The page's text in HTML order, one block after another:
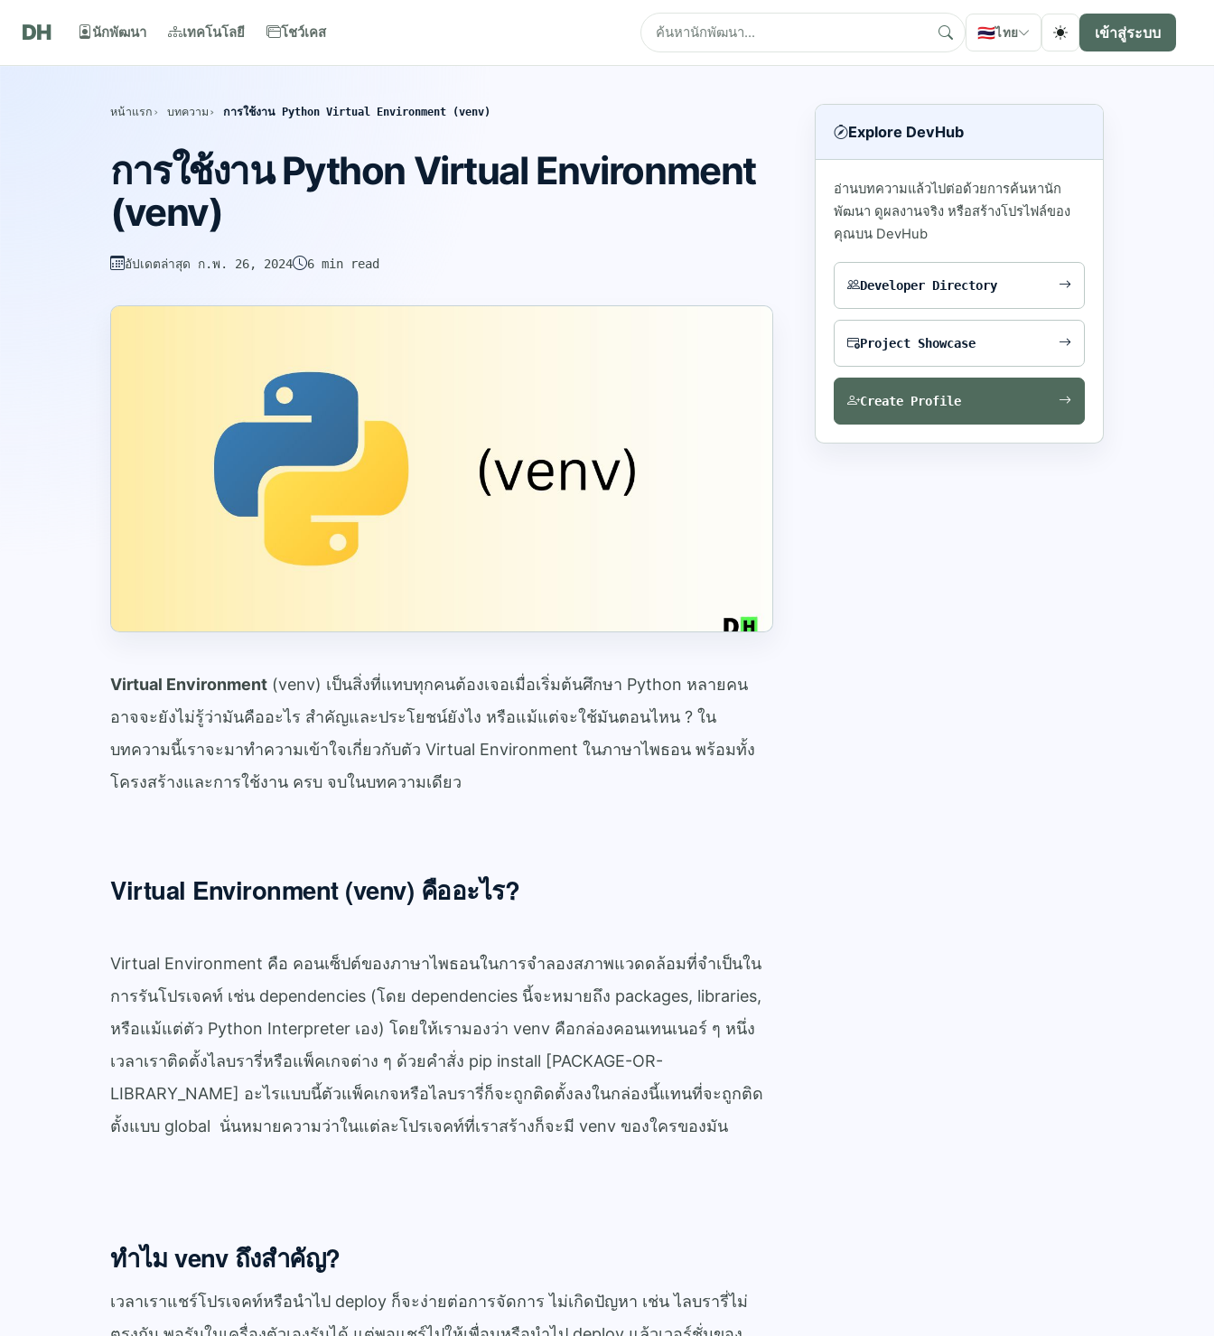
DH นักพัฒนา เทคโนโลยี โชว์เคส 🇹🇭ไทย เข้าสู่ระบบ
หน้าแรก บทความ การใช้งาน Python Virtual Environment (venv)
การใช้งาน Python Virtual Environment
(venv)
อัปเดตล่าสุด ก.พ. 26, 2024 6 min read
Virtual Environment (venv) เป็นสิ่งที่แทบทุกคนต้องเจอเมื่อเริ่มต้นศึกษา Python หลายคน
อาจจะยังไม่รู้ว่ามันคืออะไร สำคัญและประโยชน์ยังไง หรือแม้แต่จะใช้มันตอนไหน ? ใน
บทความนี้เราจะมาทำความเข้าใจเกี่ยวกับตัว Virtual Environment ในภาษาไพธอน พร้อมทั้ง
โครงสร้างและการใช้งาน ครบ จบในบทความเดียว
Virtual Environment (venv) คืออะไร?
Virtual Environment คือ คอนเซ็ปต์ของภาษาไพธอนในการจำลองสภาพแวดดล้อมที่จำเป็นใน
การรันโปรเจคท์ เช่น dependencies (โดย dependencies นี้จะหมายถึง packages, libraries,
หรือแม้แต่ตัว Python Interpreter เอง) โดยให้เรามองว่า venv คือกล่องคอนเทนเนอร์ ๆ หนึ่ง
เวลาเราติดตั้งไลบรารี่หรือแพ็คเกจต่าง ๆ ด้วยคำสั่ง pip install [PACKAGE-OR-
LIBRARY_NAME] อะไรแบบนี้ตัวแพ็คเกจหรือไลบรารี่ก็จะถูกติดตั้งลงในกล่องนี้แทนที่จะถูกติด
ตั้งแบบ global นั่นหมายความว่าในแต่ละโปรเจคท์ที่เราสร้างก็จะมี venv ของใครของมัน
ทำไม venv ถึงสำคัญ?
เวลาเราแชร์โปรเจคท์หรือนำไป deploy ก็จะง่ายต่อการจัดการ ไม่เกิดปัญหา เช่น ไลบรารี่ไม่
Explore DevHub
อ่านบทความแล้วไปต่อด้วยการค้นหานัก
พัฒนา ดูผลงานจริง หรือสร้างโปรไฟล์ของ
คุณบน DevHub
Developer Directory
Project Showcase
Create Profile